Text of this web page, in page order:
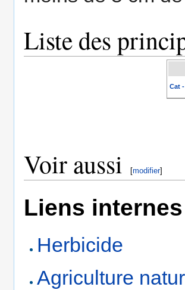
Liste des
Cat
Voir aussi [modifier]
Liens internes
Herbicide
Agriculture